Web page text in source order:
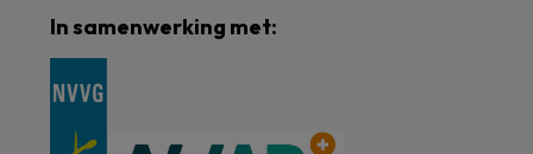
In samenwerking met: